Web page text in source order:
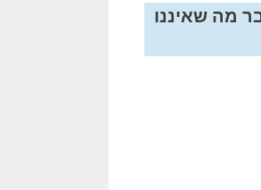
מה שאיננו